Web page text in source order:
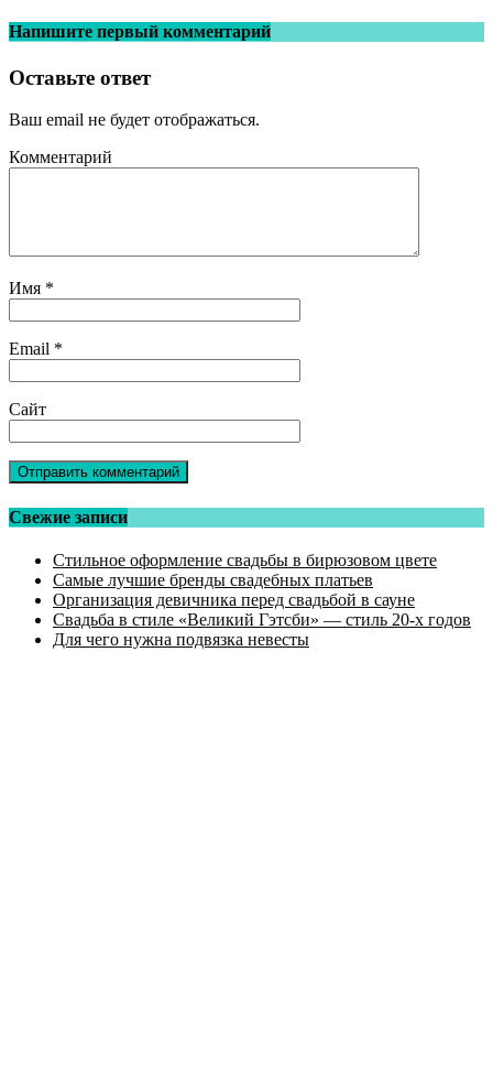
Напишите первый комментарий
Оставьте ответ
Ваш email не будет отображаться.
Комментарий
Имя *
Email *
Сайт
Свежие записи
Стильное оформление свадьбы в бирюзовом цвете
Самые лучшие бренды свадебных платьев
Организация девичника перед свадьбой в сауне
Свадьба в стиле «Великий Гэтсби» — стиль 20-х годов
Для чего нужна подвязка невесты